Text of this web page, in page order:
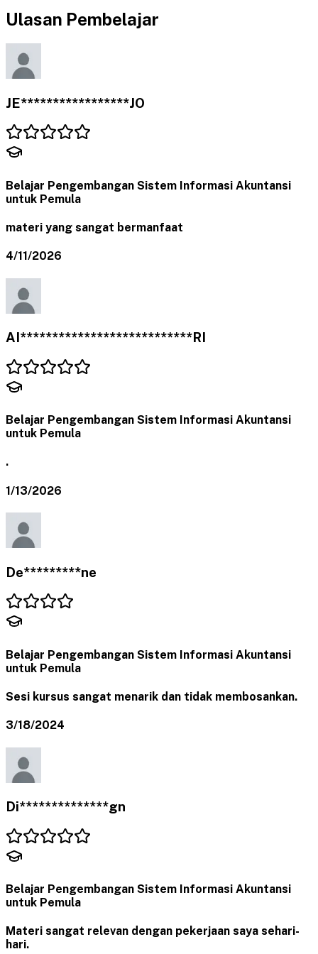
Ulasan Pembelajar
JE*****************JO
Belajar Pengembangan Sistem Informasi Akuntansi
untuk Pemula
materi yang sangat bermanfaat
4/11/2026
AI***************************RI
Belajar Pengembangan Sistem Informasi Akuntansi
untuk Pemula
.
1/13/2026
De*********ne
Belajar Pengembangan Sistem Informasi Akuntansi
untuk Pemula
Sesi kursus sangat menarik dan tidak membosankan.
3/18/2024
Di**************gn
Belajar Pengembangan Sistem Informasi Akuntansi
untuk Pemula
Materi sangat relevan dengan pekerjaan saya sehari-
hari.